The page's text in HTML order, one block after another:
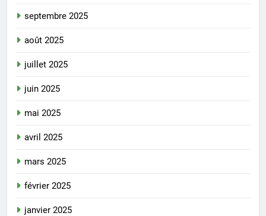
septembre 2025
août 2025
juillet 2025
juin 2025
mai 2025
avril 2025
mars 2025
février 2025
janvier 2025